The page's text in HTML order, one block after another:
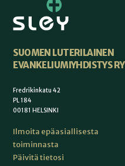
SUOMEN LUTERILAINEN
EVANKELIUMIYHDISTYS RY
Fredrikinkatu 42
PL 184
00181 HELSINKI
Ilmoita epäasiallisesta
toiminnasta
Päivitä tietosi